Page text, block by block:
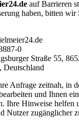
auf Barrieren
haben, bitten wir
0
Straße 55,
Deutschland
Anfrage zeitnah, in
und Ihnen
Ihre Hinweise helfen
Nutzer zugänglicher